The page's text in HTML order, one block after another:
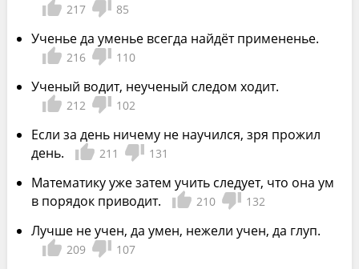
217 85
Ученье да уменье всегда найдёт примененье.
216 110
Ученый водит, неученый следом ходит.
212 102
Если за день ничему не научился, зря прожил
день.
211 131
Математику уже затем учить следует, что она ум
в порядок приводит.
210 132
Лучше не учен, да умен, нежели учен, да глуп.
209 107